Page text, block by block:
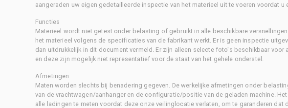
aangeraden uw eigen gedetailleerde inspectie van het materieel uit te voeren voordat u
Functies
Materieel wordt niet getest onder belasting of gebruikt in alle beschikbare
het materieel volgens de specificaties van de fabrikant werkt. Er is geen inspectie
dan uitdrukkelijk in dit document vermeld. Er zijn alleen selecte foto's beschikbaar voor
en deze zijn mogelijk niet representatief voor de staat van het gehele onderstel.
Afmetingen
Maten worden slechts bij benadering gegeven. De werkelijke afmetingen onder
van de vrachtwagen/aanhanger en de configuratie/positie van de geladen machine.
alle ladingen te meten voordat deze onze veilinglocatie verlaten, om te garanderen